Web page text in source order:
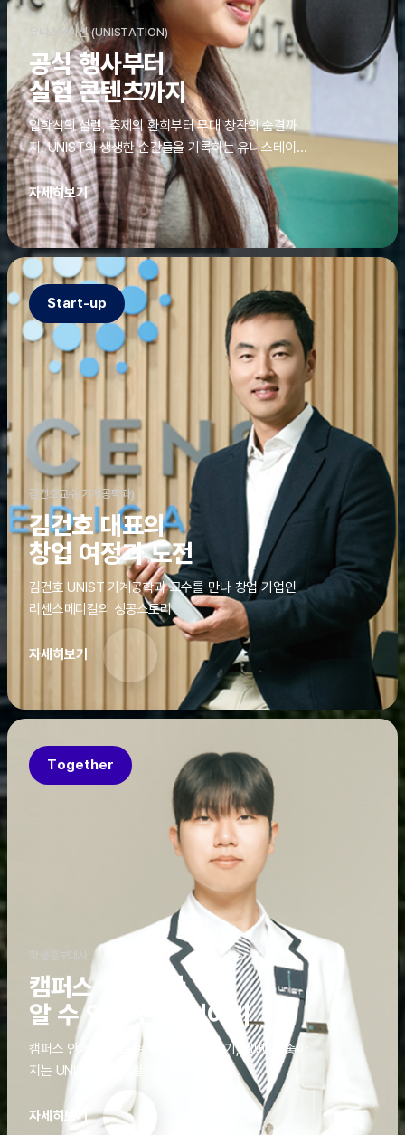
유니스테이션 (UNISTATION)
공식 행사부터
실험 콘텐츠까지
입학식의 설렘, 축제의 환희부터 무대 창작의 숨결까
지. UNIST의 생생한 순간들을 기록하는 유니스테이션
에는 청춘의 열정과 땀이 고스란히 쌓여 있었다. 그 기
록을 위해 편집실은 밤새 불을 밝히기도, 국원들은 소
파에 몸을 떨군 채 쪽잠을 자기도 한다. 이렇듯, 유니스
테이션의 성실한 기록이 있어, UNIST의 이야기는 오
늘도 새로운 빛으로 반짝일 수 있다.
자세히보기
Start-up
김건호교수(기계공학과)
김건호 대표의
창업 여정과 도전
김건호 UNIST 기계공학과 교수를 만나 창업 기업인
리센스메디컬의 성공스토리
자세히보기
Together
학생홍보대사
캠퍼스 안에서만
알 수 있는 진짜 이야기
캠퍼스 안에서만 알 수 있는 진짜 이야기, 알면 더 좋아
지는 UNIST의 디테일
자세히보기